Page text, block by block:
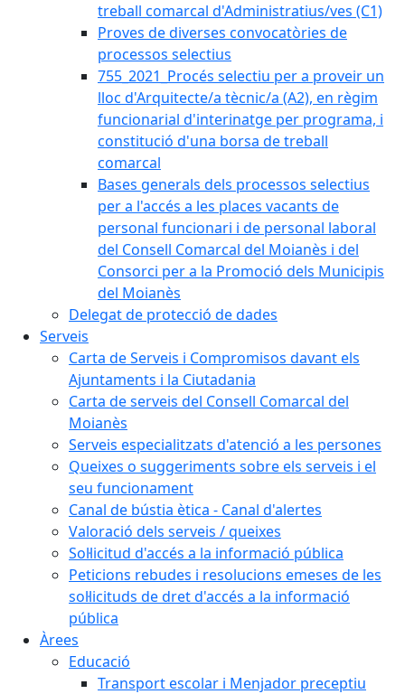
treball comarcal d'Administratius/ves (C1)
Proves de diverses convocatòries de
processos selectius
755_2021_Procés selectiu per a proveir un
lloc d'Arquitecte/a tècnic/a (A2), en règim
funcionarial d'interinatge per programa, i
constitució d'una borsa de treball
comarcal
Bases generals dels processos selectius
per a l'accés a les places vacants de
personal funcionari i de personal laboral
del Consell Comarcal del Moianès i del
Consorci per a la Promoció dels Municipis
del Moianès
Delegat de protecció de dades
Serveis
Carta de Serveis i Compromisos davant els
Ajuntaments i la Ciutadania
Carta de serveis del Consell Comarcal del
Moianès
Serveis especialitzats d'atenció a les persones
Queixes o suggeriments sobre els serveis i el
seu funcionament
Canal de bústia ètica - Canal d'alertes
Valoració dels serveis / queixes
Sol·licitud d'accés a la informació pública
Peticions rebudes i resolucions emeses de les
sol·licituds de dret d'accés a la informació
pública
Àrees
Educació
Transport escolar i Menjador preceptiu